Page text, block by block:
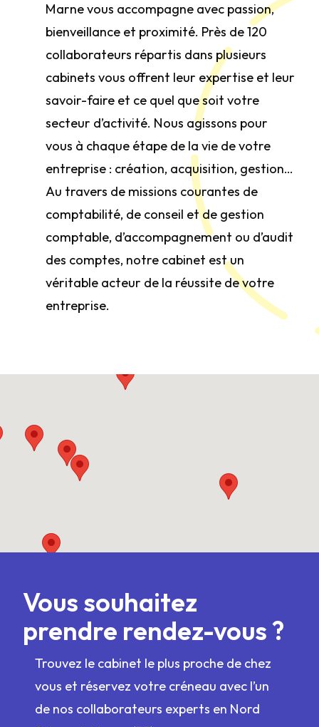
Marne vous accompagne avec passion,
bienveillance et proximité. Près de 120
collaborateurs répartis dans plusieurs
cabinets vous offrent leur expertise et leur
savoir-faire et ce quel que soit votre
secteur d’activité. Nous agissons pour
vous à chaque étape de la vie de votre
entreprise : création, acquisition, gestion…
Au travers de missions courantes de
comptabilité, de conseil et de gestion
comptable, d’accompagnement ou d’audit
des comptes, notre cabinet est un
véritable acteur de la réussite de votre
entreprise.
Vous souhaitez
prendre rendez-vous ?
Trouvez le cabinet le plus proche de chez
vous et réservez votre créneau avec l’un
de nos collaborateurs experts en Nord